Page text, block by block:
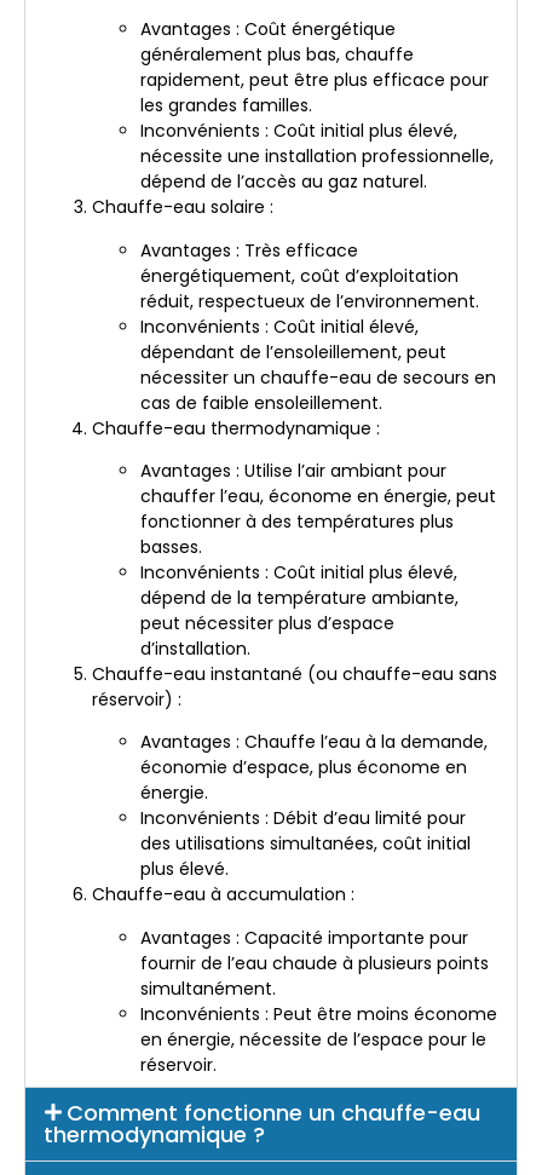
Avantages : Coût énergétique
généralement plus bas, chauffe
rapidement, peut être plus efficace pour
les grandes familles.
Inconvénients : Coût initial plus élevé,
nécessite une installation professionnelle,
dépend de l’accès au gaz naturel.
Chauffe-eau solaire :
Avantages : Très efficace
énergétiquement, coût d’exploitation
réduit, respectueux de l’environnement.
Inconvénients : Coût initial élevé,
dépendant de l’ensoleillement, peut
nécessiter un chauffe-eau de secours en
cas de faible ensoleillement.
Chauffe-eau thermodynamique :
Avantages : Utilise l’air ambiant pour
chauffer l’eau, économe en énergie, peut
fonctionner à des températures plus
basses.
Inconvénients : Coût initial plus élevé,
dépend de la température ambiante,
peut nécessiter plus d’espace
d’installation.
Chauffe-eau instantané (ou chauffe-eau sans
réservoir) :
Avantages : Chauffe l’eau à la demande,
économie d’espace, plus économe en
énergie.
Inconvénients : Débit d’eau limité pour
des utilisations simultanées, coût initial
plus élevé.
Chauffe-eau à accumulation :
Avantages : Capacité importante pour
fournir de l’eau chaude à plusieurs points
simultanément.
Inconvénients : Peut être moins économe
en énergie, nécessite de l’espace pour le
réservoir.
Comment fonctionne un chauffe-eau
thermodynamique ?